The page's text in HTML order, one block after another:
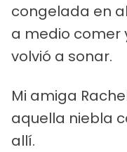
congelada en
a medio comer
volvió a sonar.
Mi amiga
aquella niebla
allí.